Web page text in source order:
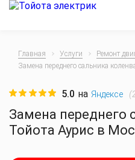
Главная Услуги
Ремонт
Замена переднего сальника
Замена переднего
Тойота Аурис в
5.0 на Яндексе (